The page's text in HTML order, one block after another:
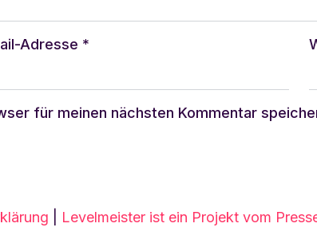
Adresse *
für meinen nächsten Kommentar
Levelmeister ist ein Projekt vom